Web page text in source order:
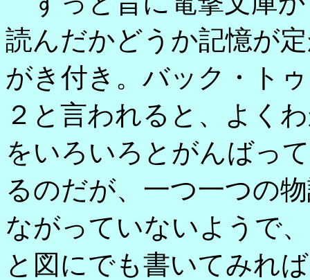
読んだかどうか記憶が
がき付き。バック・ト
２と言われると、よく
をいろいろとがんばっ
るのだが、一つ一つの
ながっていないようで
と図にでも書いてみれ